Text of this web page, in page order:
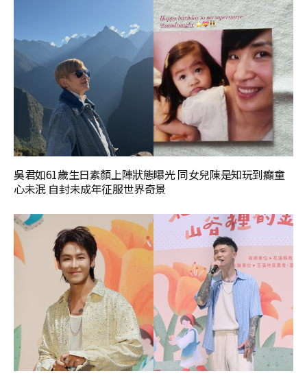
吳君如61歲生日素顏上陣狀態曝光 同女兒陳是知玩到癲童
心未泯 自封未成年征服世界奇景